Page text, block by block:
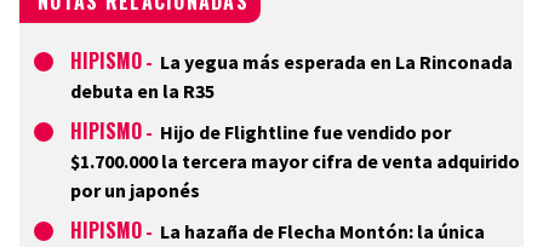
HIPISMO - La yegua más esperada en La Rinconada
debuta en la R35
HIPISMO - Hijo de Flightline fue vendido por
$1.700.000 la tercera mayor cifra de venta adquirido
por un japonés
HIPISMO - La hazaña de Flecha Montón: la única